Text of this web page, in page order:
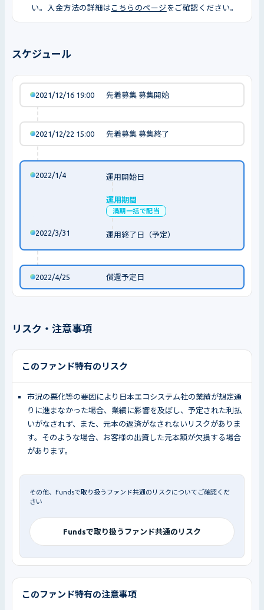
い。入金方法の詳細は こちらのページ をご確認ください。
スケジュール
2021/12/16 19:00 先着募集 募集開始
2021/12/22 15:00 先着募集 募集終了
2022/1/4 運用開始日
運用期間
満期一括で配当
2022/3/31 運用終了日（予定）
2022/4/25 償還予定日
リスク・注意事項
このファンド特有のリスク
市況の悪化等の要因により日本エコシステム社の業績が想定通
りに進まなかった場合、業績に影響を及ぼし、予定された利払
いがなされず、また、元本の返済がなされないリスクがありま
す。そのような場合、お客様の出資した元本額が欠損する場合
があります。
その他、Fundsで取り扱うファンド共通のリスクについてご確認くだ
さい
Fundsで取り扱うファンド共通のリスク
このファンド特有の注意事項